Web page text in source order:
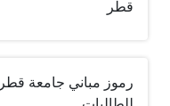
قطر
رموز مباني جامعة قطر